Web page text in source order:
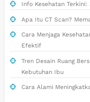
Info Kesehatan
Apa Itu CT Scan?
Cara Menjaga
Efektif
Tren Desain Ruang
Kebutuhan Ibu
Cara Alami